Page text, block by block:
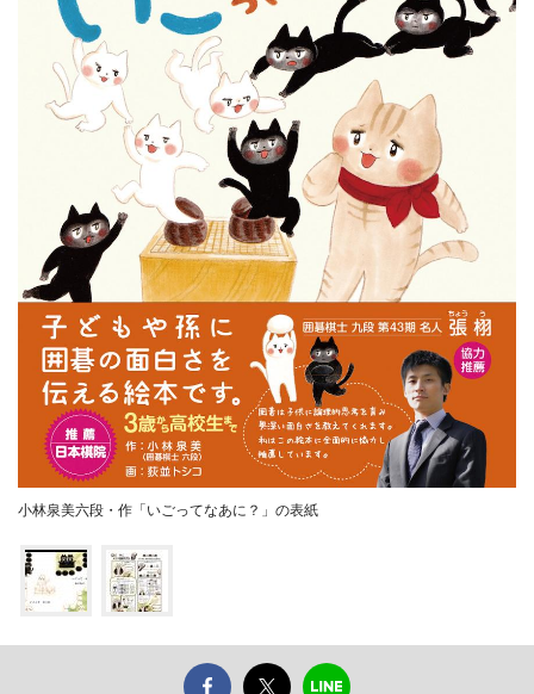
小林泉美六段・作「いごってなあに？」の表紙